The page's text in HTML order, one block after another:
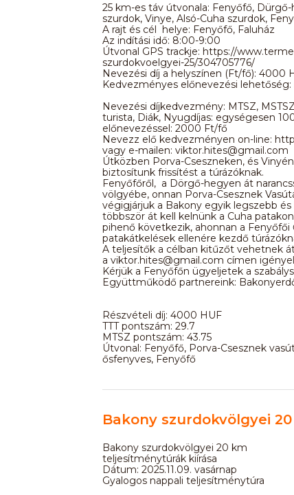
25 km-es táv útvonala: Fenyőfő,
szurdok, Vinye, Alsó-Cuha szurdok,
A rajt és cél helye: Fenyőfő, Faluház
Az indítási idő: 8:00-9:00
Útvonal GPS trackje: https://
szurdokvoelgyei-25/304705776/
Nevezési díj a helyszínen (Ft/fő): 4000
Kedvezményes előnevezési
Nevezési díjkedvezmény: MTSZ,
turista, Diák, Nyugdíjas: egységesen
előnevezéssel: 2000 Ft/fő
Nevezz elő kedvezményen on-line:
vagy e-mailen: viktor.hites@gmail.com
Útközben Porva-Cseszneken, és
biztosítunk frissítést a túrázóknak.
Fenyőfőről, a Dörgő-hegyen át
völgyébe, onnan Porva-Csesznek
végigjárjuk a Bakony egyik legszebb
többször át kell kelnünk a Cuha
pihenő következik, ahonnan a
patakátkelések ellenére kezdő
A teljesítők a célban kitűzőt vehetnek
a viktor.hites@gmail.com címen
Kérjük a Fenyőfőn ügyeljetek a
Együttműködő partnereink:
Részvételi díj: 4000 HUF
TTT pontszám: 29.7
MTSZ pontszám: 43.75
Útvonal: Fenyőfő, Porva-Csesznek
ősfenyves, Fenyőfő
Bakony szurdokvölgyei 20
Bakony szurdokvölgyei 20 km
teljesítménytúrák kiírása
Dátum: 2025.11.09. vasárnap
Gyalogos nappali teljesítménytúra